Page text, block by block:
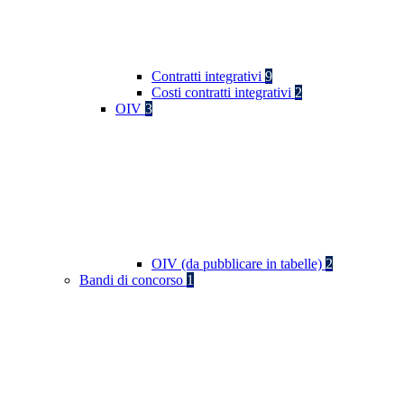
Contratti integrativi 9
Costi contratti integrativi 2
OIV 3
OIV (da pubblicare in tabelle) 2
Bandi di concorso 1